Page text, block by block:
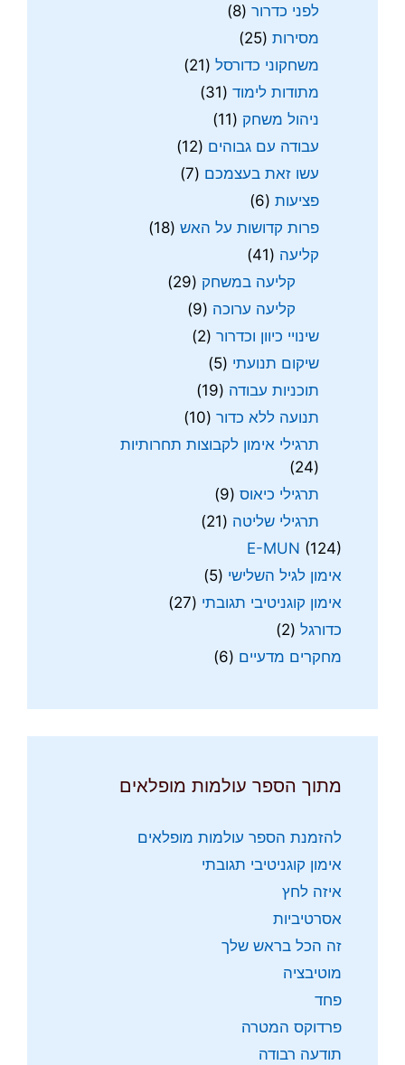
לפני כדרור (8)
מסירות (25)
משחקוני כדורסל (21)
מתודות לימוד (31)
ניהול משחק (11)
עבודה עם גבוהים (12)
עשו זאת בעצמכם (7)
פציעות (6)
פרות קדושות על האש (18)
קליעה (41)
קליעה במשחק (29)
קליעה ערוכה (9)
שינויי כיוון וכדרור (2)
שיקום תנועתי (5)
תוכניות עבודה (19)
תנועה ללא כדור (10)
תרגילי אימון לקבוצות תחרותיות
(24)
תרגילי כיאוס (9)
תרגילי שליטה (21)
E-MUN (124)
אימון לגיל השלישי (5)
אימון קוגניטיבי תגובתי (27)
כדורגל (2)
מחקרים מדעיים (6)
מתוך הספר עולמות מופלאים
להזמנת הספר עולמות מופלאים
אימון קוגניטיבי תגובתי
איזה לחץ
אסרטיביות
זה הכל בראש שלך
מוטיבציה
פחד
פרדוקס המטרה
תודעה רבודה